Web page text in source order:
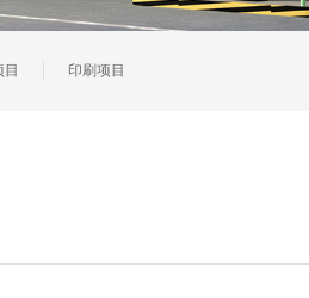
目 印刷项目